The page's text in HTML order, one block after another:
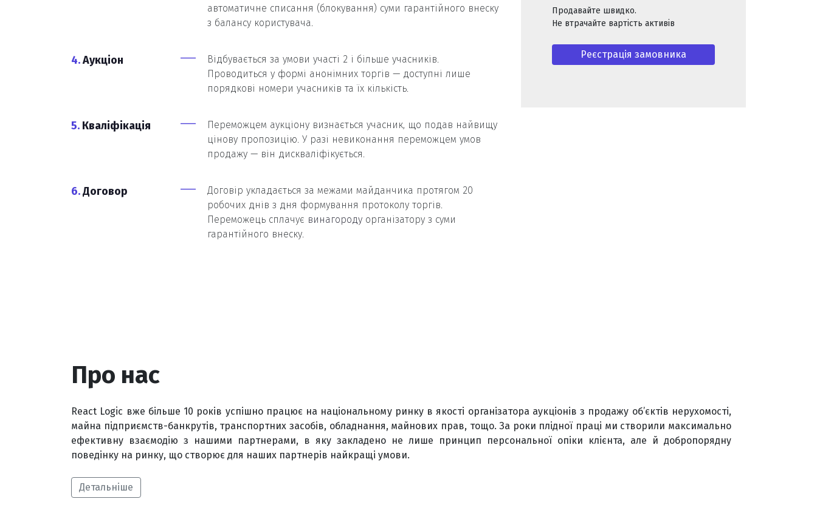
автоматичне списання (блокування) суми гарантійного внеску
з балансу користувача.
4.Аукціон
Відбувається за умови участі 2 і більше учасників.
Проводиться у формі анонімних торгів — доступні лише
порядкові номери учасників та їх кількість.
5. Кваліфікація
Переможцем аукціону визнається учасник, що подав найвищу
цінову пропозицію. У разі невиконання переможцем умов
продажу — він дискваліфікується.
6.Договор
Договір укладається за межами майданчика протягом 20
робочих днів з дня формування протоколу торгів.
Переможець сплачує винагородуорганізатору з суми
гарантійного внеску.
Продавайте швидко.
Не втрачайте вартість активів
Реєстрація замовника
Про нас
React Logic вже більше 10 років успішно працює на національному ринку в якості організатора аукціонів з продажу об’єктів нерухомості,
майна підприємств-банкрутів, транспортних засобів, обладнання, майнових прав, тощо. За роки плідної праці ми створили максимально
ефективну взаємодію з нашими партнерами, в яку закладено не лише принцип персональної опіки клієнта, але й добропорядну
поведінку на ринку, що створює для наших партнерів найкращі умови.
Детальніше